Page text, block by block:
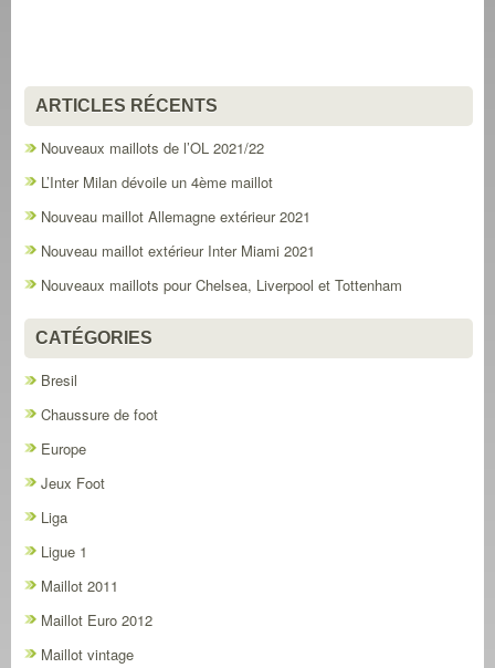
ARTICLES RÉCENTS
Nouveaux maillots de l’OL 2021/22
L’Inter Milan dévoile un 4ème maillot
Nouveau maillot Allemagne extérieur 2021
Nouveau maillot extérieur Inter Miami 2021
Nouveaux maillots pour Chelsea, Liverpool et Tottenham
CATÉGORIES
Bresil
Chaussure de foot
Europe
Jeux Foot
Liga
Ligue 1
Maillot 2011
Maillot Euro 2012
Maillot vintage